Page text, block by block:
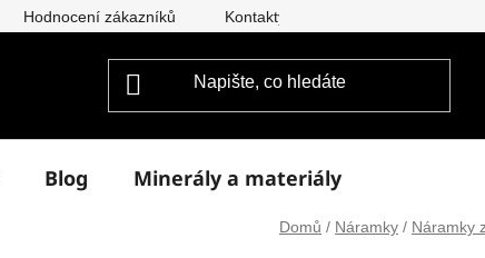
Hodnocení zákazníků Kontakty
Blog Minerály a materiály
Domů / Náramky / Náramky